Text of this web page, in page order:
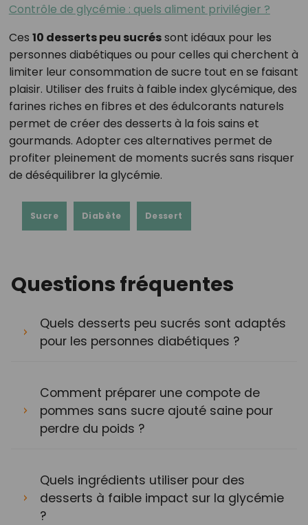
Contrôle de glycémie : quels aliment privilégier ?
Ces 10 desserts peu sucréssont idéaux pour les
personnes diabétiques ou pour celles qui cherchent à
limiter leur consommation de sucre tout en se faisant
plaisir. Utiliser des fruits à faible index glycémique, des
farines riches en fibres et des édulcorants naturels
permet de créer des desserts à la fois sains et
gourmands. Adopter ces alternatives permet de
profiter pleinement de moments sucrés sans risquer
de déséquilibrer la glycémie.
Sucre Diabète Dessert
Questions fréquentes
Quels desserts peu sucrés sont adaptés
pour les personnes diabétiques ?
Comment préparer une compote de
pommes sans sucre ajouté saine pour
perdre du poids ?
Quels ingrédients utiliser pour des
desserts à faible impact sur la glycémie
?